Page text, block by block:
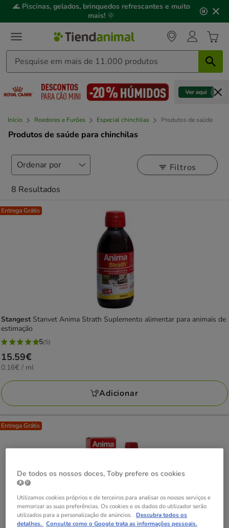
3,
mensagem,
📢Click&Collect: compre online, recolha em2h,
mediante disponibilidade de stock.
Início Roedores e Furões Especial chinchilas Produtos de saúde
Produtos de saúde para chinchilas
Filtros
8 Resultados
Entrega Grátis
Stangest Stanvet Anima Strath Suplemento alimentar para animais de
estimação
5
estrelas
com
5
avaliações
5(5)
Preço
15.59€
15.59€
0.16€
ML
0.16€ / ml
Adicionar
Entrega Grátis
De todos os nossos doces, Toby prefere os cookies
🐶🍪
Utilizamos cookies próprios e de terceiros para analisar os nossos serviços e
memorizar as suas preferências. Os cookies e os dados do utilizador serão
utilizados para a personalização de anúncios. Descubra todos os
detalhes. Consulte como o Google trata as informações pessoais.